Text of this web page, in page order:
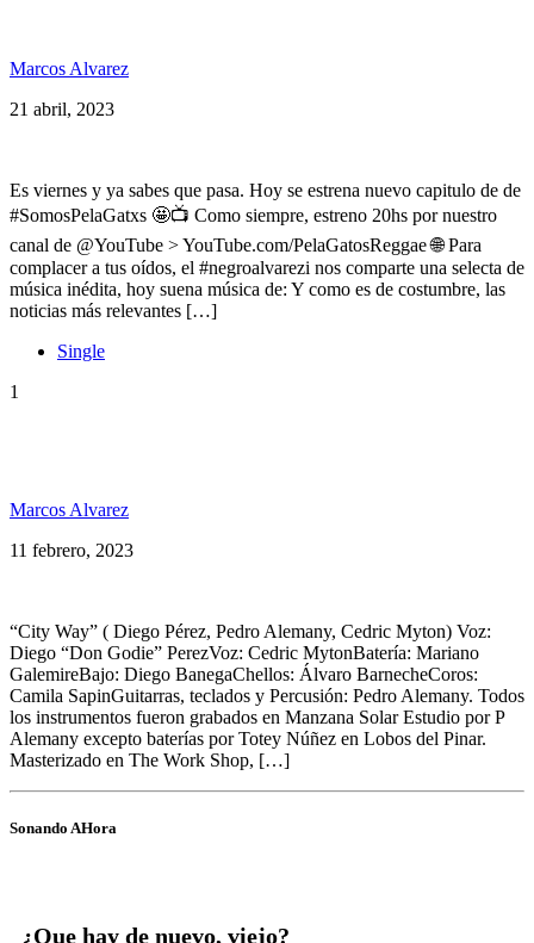
Marcos Alvarez
21 abril, 2023
Es viernes y ya sabes que pasa. Hoy se estrena nuevo capitulo de de
#SomosPelaGatxs 🤩📺 Como siempre, estreno 20hs por nuestro
canal de @YouTube > YouTube.com/PelaGatosReggae 🌐 Para
complacer a tus oídos, el #negroalvarezi nos comparte una selecta de
música inédita, hoy suena música de: Y como es de costumbre, las
noticias más relevantes […]
Single
1
Marcos Alvarez
11 febrero, 2023
“City Way” ( Diego Pérez, Pedro Alemany, Cedric Myton) Voz:
Diego “Don Godie” PerezVoz: Cedric MytonBatería: Mariano
GalemireBajo: Diego BanegaChellos: Álvaro BarnecheCoros:
Camila SapinGuitarras, teclados y Percusión: Pedro Alemany. Todos
los instrumentos fueron grabados en Manzana Solar Estudio por P
Alemany excepto baterías por Totey Núñez en Lobos del Pinar.
Masterizado en The Work Shop, […]
Sonando AHora
¿Que hay de nuevo, viejo?